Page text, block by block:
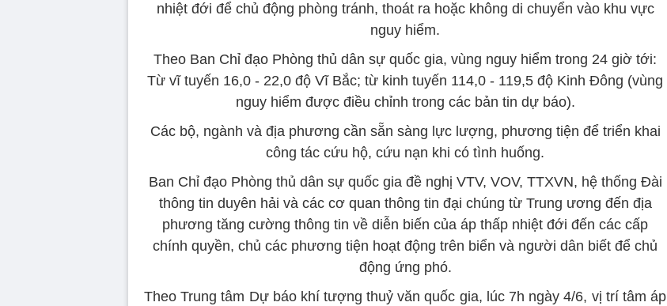
nhiệt đới để chủ động phòng tránh, thoát ra hoặc không di chuyển vào khu vực
nguy hiểm.
Theo Ban Chỉ đạo Phòng thủ dân sự quốc gia, vùng nguy hiểm trong 24 giờ tới:
Từ vĩ tuyến 16,0 - 22,0 độ Vĩ Bắc; từ kinh tuyến 114,0 - 119,5 độ Kinh Đông (vùng
nguy hiểm được điều chỉnh trong các bản tin dự báo).
Các bộ, ngành và địa phương cần sẵn sàng lực lượng, phương tiện để triển khai
công tác cứu hộ, cứu nạn khi có tình huống.
Ban Chỉ đạo Phòng thủ dân sự quốc gia đề nghị VTV, VOV, TTXVN, hệ thống Đài
thông tin duyên hải và các cơ quan thông tin đại chúng từ Trung ương đến địa
phương tăng cường thông tin về diễn biến của áp thấp nhiệt đới đến các cấp
chính quyền, chủ các phương tiện hoạt động trên biển và người dân biết để chủ
động ứng phó.
Theo Trung tâm Dự báo khí tượng thuỷ văn quốc gia, lúc 7h ngày 4/6, vị trí tâm áp